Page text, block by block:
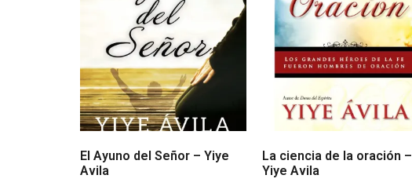
El Ayuno del Señor – Yiye
Avila
La ciencia de la oración –
Yiye Avila